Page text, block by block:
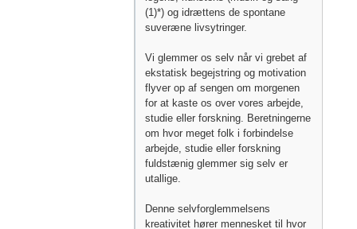
(1)*) og idrættens de spontane
suveræne livsytringer.
Vi glemmer os selv når vi grebet af
ekstatisk begejstring og motivation
flyver op af sengen om morgenen
for at kaste os over vores arbejde,
studie eller forskning. Beretningerne
om hvor meget folk i forbindelse
arbejde, studie eller forskning
fuldstænig glemmer sig selv er
utallige.
Denne selvforglemmelsens
kreativitet hører mennesket til hvor